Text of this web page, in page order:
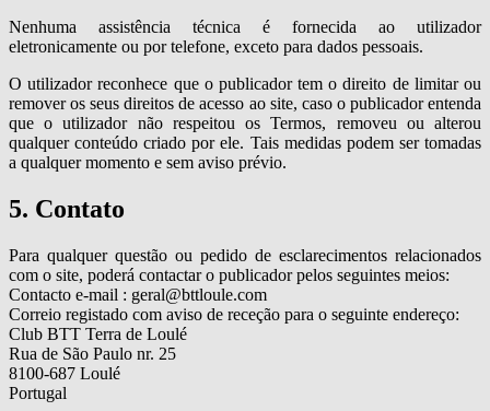
Nenhuma assistência técnica é fornecida ao utilizador
eletronicamente ou por telefone, exceto para dados pessoais.
O utilizador reconhece que o publicador tem o direito de limitar ou
remover os seus direitos de acesso ao site, caso o publicador entenda
que o utilizador não respeitou os Termos, removeu ou alterou
qualquer conteúdo criado por ele. Tais medidas podem ser tomadas
a qualquer momento e sem aviso prévio.
5. Contato
Para qualquer questão ou pedido de esclarecimentos relacionados
com o site, poderá contactar o publicador pelos seguintes meios:
Contacto e-mail : geral@bttloule.com
Correio registado com aviso de receção para o seguinte endereço:
Club BTT Terra de Loulé
Rua de São Paulo nr. 25
8100-687 Loulé
Portugal